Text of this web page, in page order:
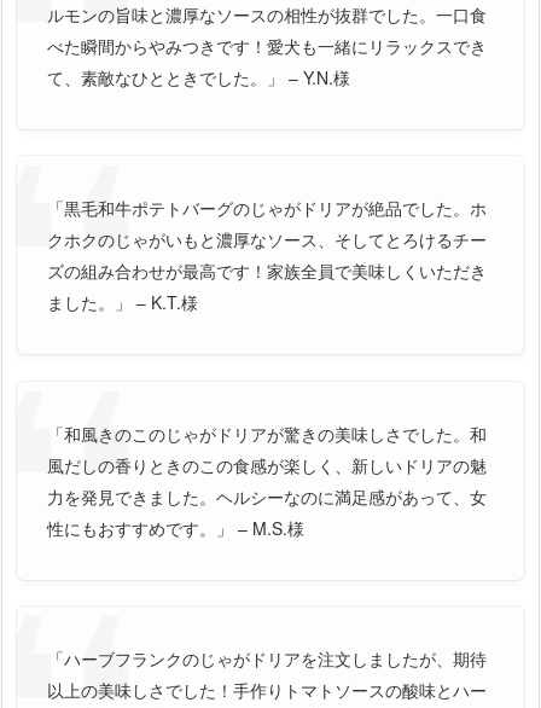
ルモンの旨味と濃厚なソースの相性が抜群でした。一口食
べた瞬間からやみつきです！愛犬も一緒にリラックスでき
て、素敵なひとときでした。」 – Y.N.様
「黒毛和牛ポテトバーグのじゃがドリアが絶品でした。ホ
クホクのじゃがいもと濃厚なソース、そしてとろけるチー
ズの組み合わせが最高です！家族全員で美味しくいただき
ました。」 – K.T.様
「和風きのこのじゃがドリアが驚きの美味しさでした。和
風だしの香りときのこの食感が楽しく、新しいドリアの魅
力を発見できました。ヘルシーなのに満足感があって、女
性にもおすすめです。」 – M.S.様
「ハーブフランクのじゃがドリアを注文しましたが、期待
以上の美味しさでした！手作りトマトソースの酸味とハー